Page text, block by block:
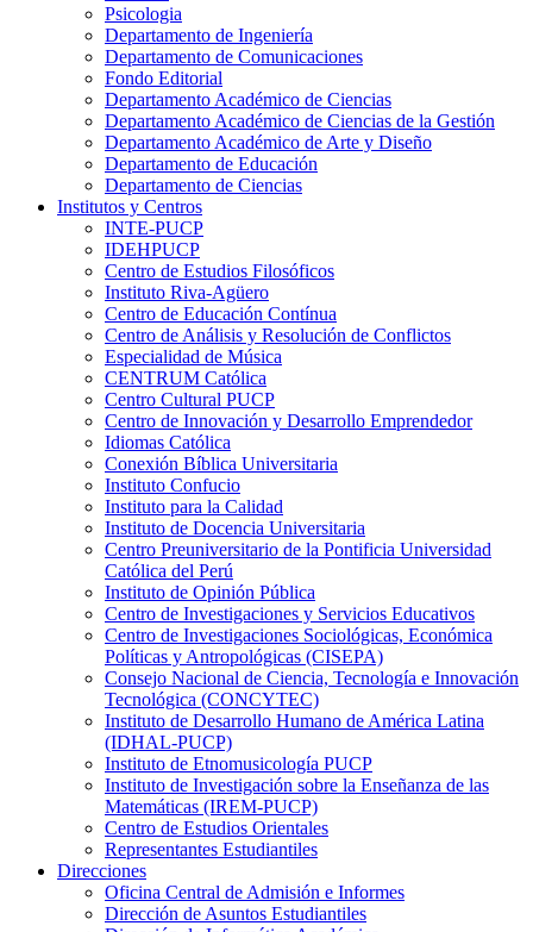
Psicologia
Departamento de Ingeniería
Departamento de Comunicaciones
Fondo Editorial
Departamento Académico de Ciencias
Departamento Académico de Ciencias de la Gestión
Departamento Académico de Arte y Diseño
Departamento de Educación
Departamento de Ciencias
Institutos y Centros
INTE-PUCP
IDEHPUCP
Centro de Estudios Filosóficos
Instituto Riva-Agüero
Centro de Educación Contínua
Centro de Análisis y Resolución de Conflictos
Especialidad de Música
CENTRUM Católica
Centro Cultural PUCP
Centro de Innovación y Desarrollo Emprendedor
Idiomas Católica
Conexión Bíblica Universitaria
Instituto Confucio
Instituto para la Calidad
Instituto de Docencia Universitaria
Centro Preuniversitario de la Pontificia Universidad
Católica del Perú
Instituto de Opinión Pública
Centro de Investigaciones y Servicios Educativos
Centro de Investigaciones Sociológicas, Económica
Políticas y Antropológicas (CISEPA)
Consejo Nacional de Ciencia, Tecnología e Innovación
Tecnológica (CONCYTEC)
Instituto de Desarrollo Humano de América Latina
(IDHAL-PUCP)
Instituto de Etnomusicología PUCP
Instituto de Investigación sobre la Enseñanza de las
Matemáticas (IREM-PUCP)
Centro de Estudios Orientales
Representantes Estudiantiles
Direcciones
Oficina Central de Admisión e Informes
Dirección de Asuntos Estudiantiles